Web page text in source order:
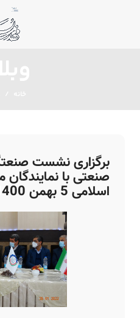
برگزاری نشست
صنعتی با
اسلامی 5 بهمن 1400